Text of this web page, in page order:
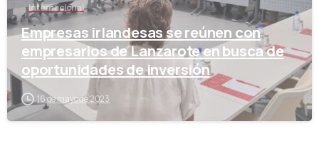
Internacional
Empresas irlandesas se reúnen con
empresarios de Lanzarote en busca de
oportunidades de inversión
16 de mayo de 2023